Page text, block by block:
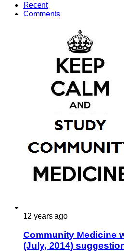
Recent
Comments
12 years ago
Community Medicine
(July, 2014)